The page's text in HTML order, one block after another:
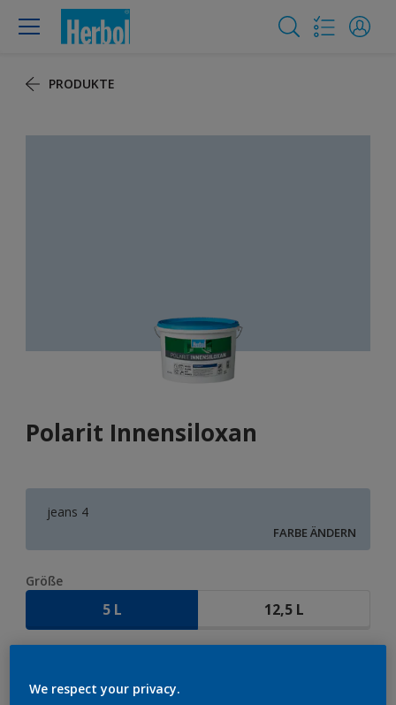
PRODUKTE
Polarit Innensiloxan
jeans 4
FARBE ÄNDERN
Größe
5 L 12,5 L
We respect your privacy.